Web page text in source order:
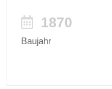
1870
Baujahr